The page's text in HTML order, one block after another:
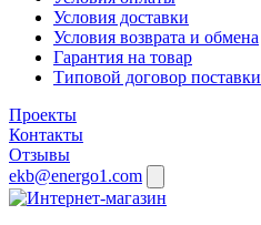
Условия доставки
Условия возврата и обмена
Гарантия на товар
Типовой договор поставки
Проекты
Контакты
Отзывы
ekb@energo1.com